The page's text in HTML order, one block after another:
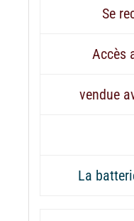
Se
Accès
vendue
La